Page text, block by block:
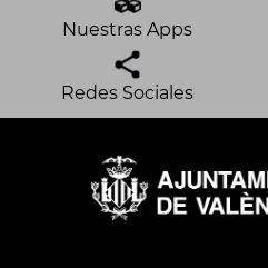
Nuestras Apps
Redes Sociales